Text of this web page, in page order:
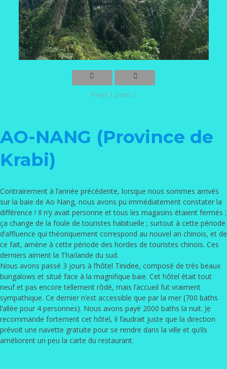
Image 1 parmi 2
AO-NANG (Province de
Krabi)
Contrairement à l’année précédente, lorsque nous sommes arrivés
sur la baie de Ao Nang, nous avons pu immédiatement constater la
différence ! Il n’y avait personne et tous les magasins étaient fermés ;
ça change de la foule de touristes habituelle ; surtout à cette période
d’affluence qui théoriquement correspond au nouvel an chinois, et de
ce fait, amène à cette période des hordes de touristes chinois. Ces
derniers aiment la Thaïlande du sud.
Nous avons passé 3 jours à l’hôtel Tinidee, composé de très beaux
bungalows et situé face à la magnifique baie. Cet hôtel était tout
neuf et pas encore tellement rôdé, mais l’accueil fut vraiment
sympathique. Ce dernier n’est accessible que par la mer (700 baths
l’allée pour 4 personnes). Nous avons payé 2000 baths la nuit. Je
recommande fortement cet hôtel, il faudrait juste que la direction
prévoit une navette gratuite pour se rendre dans la ville et qu’ils
améliorent un peu la carte du restaurant.